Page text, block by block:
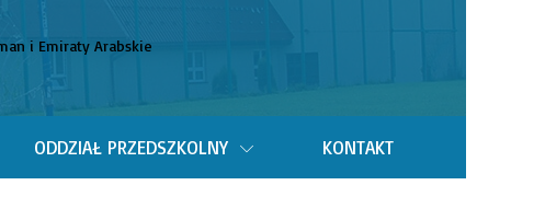
i Emiraty Arabskie
ODDZIAŁ PRZEDSZKOLNY KONTAKT